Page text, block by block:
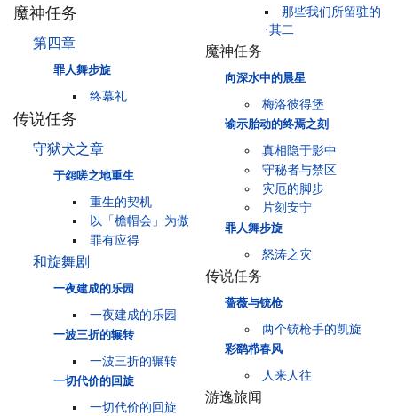
魔神任务
第四章
罪人舞步旋
终幕礼
传说任务
守狱犬之章
于怨嗟之地重生
重生的契机
以「檐帽会」为傲
罪有应得
和旋舞剧
一夜建成的乐园
一夜建成的乐园
一波三折的辗转
一波三折的辗转
一切代价的回旋
一切代价的回旋
那些我们所留驻的
·其二
魔神任务
向深水中的晨星
梅洛彼得堡
谕示胎动的终焉之刻
真相隐于影中
守秘者与禁区
灾厄的脚步
片刻安宁
罪人舞步旋
怒涛之灾
传说任务
蔷薇与铳枪
两个铳枪手的凯旋
彩鹞栉春风
人来人往
游逸旅闻